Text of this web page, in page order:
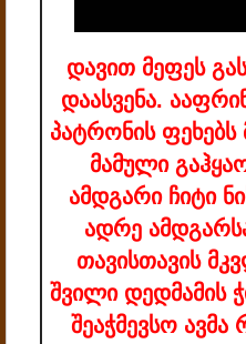
დავით მეფეს
დაასვენა.
პატრონის ფეხებს
მამული
ამდგარი ჩიტი
ადრე
თავისთავის
შვილი დედმამის
შეაჭმევსო ავმა